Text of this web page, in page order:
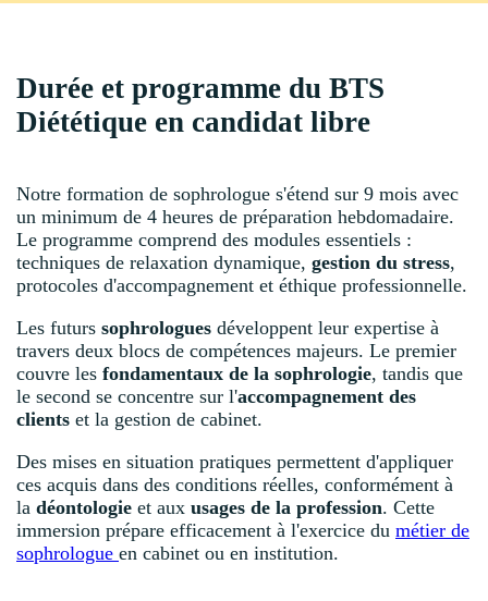
Durée et programme du BTS
Diététique en candidat libre
Notre formation de sophrologue s'étend sur 9 mois avec
un minimum de 4 heures de préparation hebdomadaire.
Le programme comprend des modules essentiels :
techniques de relaxation dynamique, gestion du stress,
protocoles d'accompagnement et éthique professionnelle.
Les futurs sophrologues développent leur expertise à
travers deux blocs de compétences majeurs. Le premier
couvre les fondamentaux de la sophrologie, tandis que
le second se concentre sur l'accompagnement des
clients et la gestion de cabinet.
Des mises en situation pratiques permettent d'appliquer
ces acquis dans des conditions réelles, conformément à
la déontologie et aux usages de la profession. Cette
immersion prépare efficacement à l'exercice du métier de
sophrologue en cabinet ou en institution.